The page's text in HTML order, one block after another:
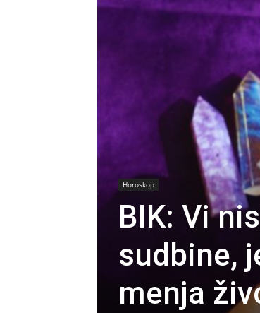
Horoskop
BIK: Vi
sudbine,
menja